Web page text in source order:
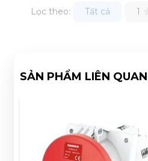
Lọc theo: Tất cả 1
SẢN PHẨM LIÊN QUAN